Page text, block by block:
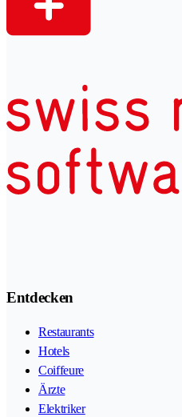
Entdecken
Restaurants
Hotels
Coiffeure
Ärzte
Elektriker